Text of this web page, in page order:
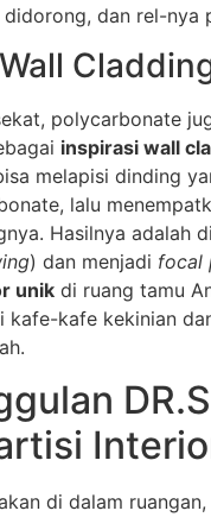
dan rel-nya
polycarbonate
inspirasi wall
melapisi dinding
lalu
Hasilnya adalah
) dan menjadi focal
unik di ruang tamu
kafe-kafe kekinian
di dalam